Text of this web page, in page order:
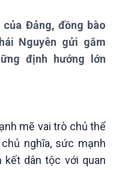
Đảng, đồng bào
Nguyên gửi gắm
định hướng lớn
mẽ vai trò chủ thể
nghĩa, sức mạnh
kết dân tộc với quan